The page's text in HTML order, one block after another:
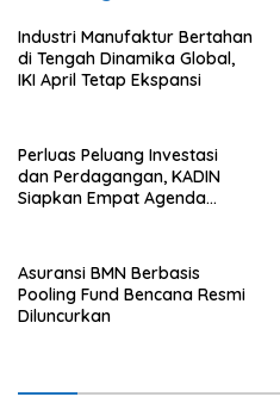
Industri Manufaktur Bertahan
di Tengah Dinamika Global,
IKI April Tetap Ekspansi
Perluas Peluang Investasi
dan Perdagangan, KADIN
Siapkan Empat Agenda
Asuransi BMN Berbasis
Pooling Fund Bencana Resmi
Diluncurkan